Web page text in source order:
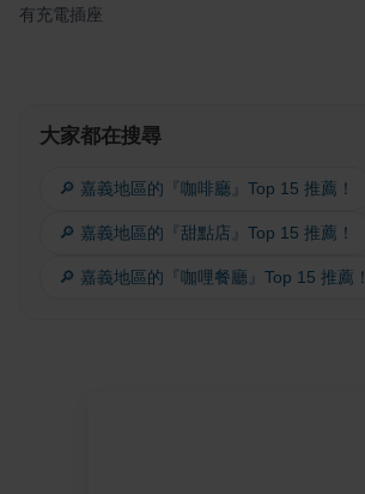
有充電插座
大家都在搜尋
🔎 嘉義地區的『咖啡廳』Top 15 推薦！
🔎 嘉義地區的『甜點店』Top 15 推薦！
🔎 嘉義地區的『咖哩餐廳』Top 15 推薦！